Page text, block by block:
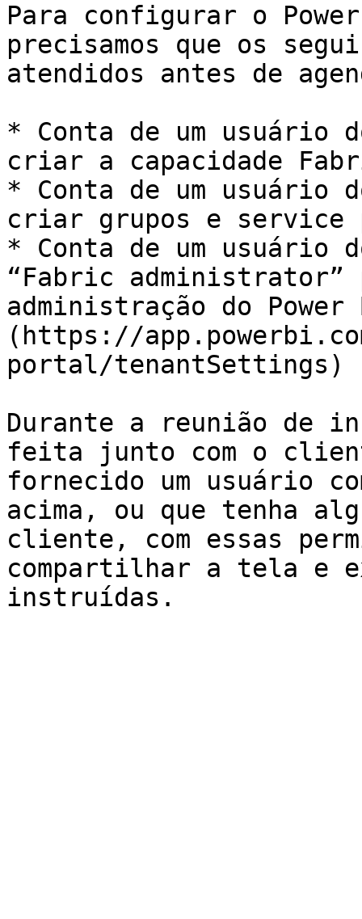
Para configurar o Power
precisamos que os
atendidos antes de
* Conta de um usuário
criar a capacidade
* Conta de um usuário
criar grupos e service
* Conta de um usuário
“Fabric
administração do
(https://
portal/tenantSettings)
Durante a reunião de
feita junto com o
fornecido um usuário
acima, ou que tenha
cliente, com essas
compartilhar a tela e